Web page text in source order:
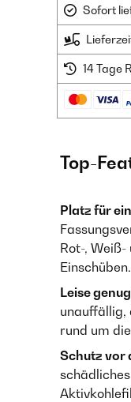
Sofort
14 Tage
Top-
Platz für
Rot-,
Einschüben.
Leise
unauffällig,
rund um
Schutz vor